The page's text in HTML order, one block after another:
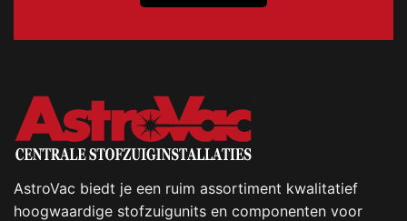
AstroVac biedt je een ruim assortiment kwalitatief
hoogwaardige stofzuigunits en componenten voor